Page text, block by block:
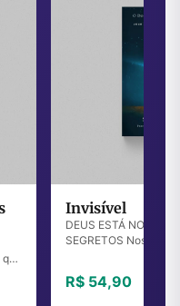
Invisível
DEUS ESTÁ NOS
SEGRETOS Nossa
postamos nas mídias
R$ 54,90